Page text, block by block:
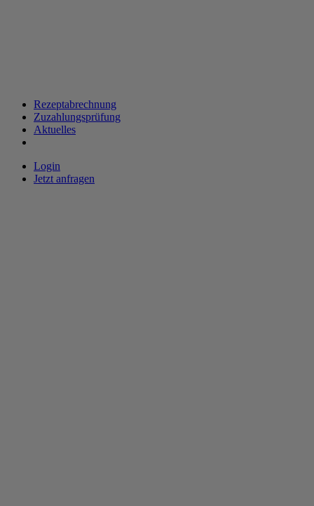
Rezeptabrechnung
Zuzahlungsprüfung
Aktuelles
Login
Jetzt anfragen